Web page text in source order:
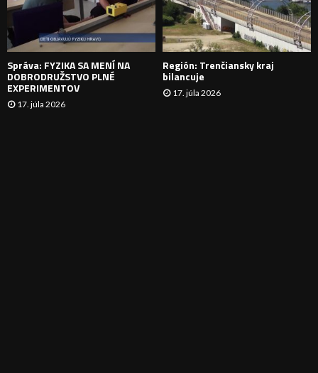
I
E
Správa: FYZIKA SA MENÍ NA
DOBRODRUŽSTVO PLNÉ
EXPERIMENTOV
17. júla 2026
Región: Trenčiansky kraj
bilancuje
17. júla 2026